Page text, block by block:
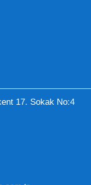
17. Sokak No:4